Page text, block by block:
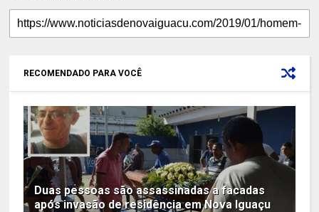
RECOMENDADO PARA VOCÊ
Duas pessoas são assassinadas a facadas
após invasão de residência em Nova Iguaçu